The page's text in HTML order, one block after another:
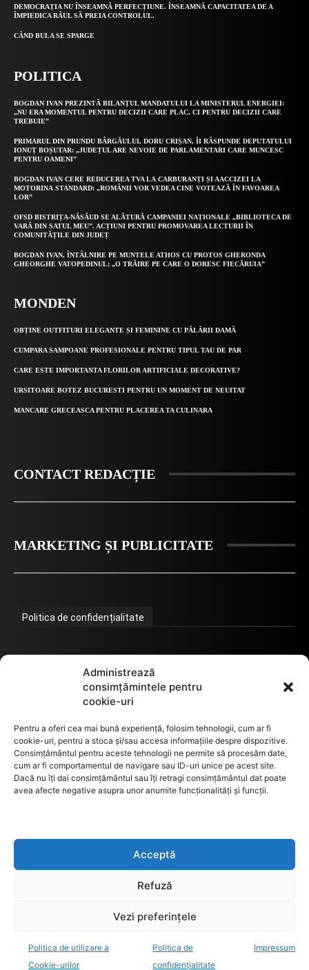
Administrează
consimțămintele pentru
cookie-uri
Pentru a oferi cea mai bună experiență, folosim tehnologii, cum ar fi
cookie-uri, pentru a stoca și/sau accesa informațiile despre dispozitive.
Consimțământul pentru aceste tehnologii ne permite să procesăm date,
cum ar fi comportamentul de navigare sau ID-uri unice pe acest site.
Dacă nu îți dai consimțământul sau îți retragi consimțământul dat poate
avea afecte negative asupra unor anumite funcționalități și funcții.
Acceptă
Refuză
Vezi preferințele
Politica de utilizare a
Cookie-urilor
Politica de
confidențialitate
Impressum
DEMOCRAȚIA NU ÎNSEAMNĂ PERFECȚIUNE. ÎNSEAMNĂ CAPACITATEA DE A
ÎMPIEDICA RĂUL SĂ PREIA CONTROLUL.
CÂND BULA SE SPARGE
POLITICA
BOGDAN IVAN PREZINTĂ BILANȚUL MANDATULUI LA MINISTERUL ENERGIEI:
„NU ERA MOMENTUL PENTRU DECIZII CARE PLAC, CI PENTRU DECIZII CARE
TREBUIE”
PRIMARUL DIN PRUNDU BÂRGĂULUI, DORU CRIȘAN, ÎI RĂSPUNDE DEPUTATULUI
IONUȚ BOȘUTAR: „JUDEȚUL ARE NEVOIE DE PARLAMENTARI CARE MUNCESC
PENTRU OAMENI”
BOGDAN IVAN CERE REDUCEREA TVA LA CARBURANȚI ȘI AACCIZEI LA
MOTORINA STANDARD: „ROMÂNII VOR VEDEA CINE VOTEAZĂ ÎN FAVOAREA
LOR”
OFSD BISTRIȚA-NĂSĂUD SE ALĂTURĂ CAMPANIEI NAȚIONALE „BIBLIOTECA DE
VARĂ DIN SATUL MEU”. ACȚIUNI PENTRU PROMOVAREA LECTURII ÎN
COMUNITĂȚILE DIN JUDEȚ
BOGDAN IVAN, ÎNTÂLNIRE PE MUNTELE ATHOS CU PROTOS GHERONDA
GHEORGHE VATOPEDINUL: „O TRĂIRE PE CARE O DORESC FIECĂRUIA”
MONDEN
OBȚINE OUTFITURI ELEGANTE ȘI FEMININE CU PĂLĂRII DAMĂ
CUMPARA SAMPOANE PROFESIONALE PENTRU TIPUL TAU DE PAR
CARE ESTE IMPORTANTA FLORILOR ARTIFICIALE DECORATIVE?
URSITOARE BOTEZ BUCURESTI PENTRU UN MOMENT DE NEUITAT
MANCARE GRECEASCA PENTRU PLACEREA TA CULINARA
CONTACT REDACȚIE
MARKETING ȘI PUBLICITATE
Politica de confidențialitate
Termeni de utilizare
GDPR
Anunturi de licitații
decisiv.ro - anchete, investigatii, evenimente, opinii